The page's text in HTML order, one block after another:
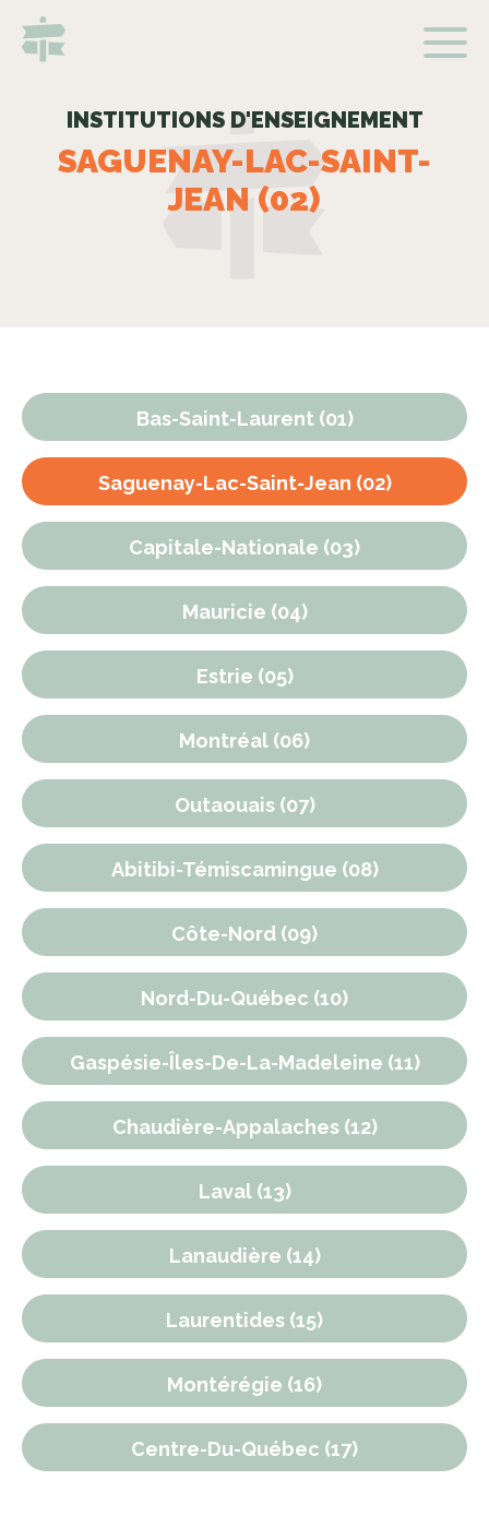
INSTITUTIONS D'ENSEIGNEMENT
SAGUENAY-LAC-SAINT-
JEAN (02)
Bas-Saint-Laurent (01)
Saguenay-Lac-Saint-Jean (02)
Capitale-Nationale (03)
Mauricie (04)
Estrie (05)
Montréal (06)
Outaouais (07)
Abitibi-Témiscamingue (08)
Côte-Nord (09)
Nord-Du-Québec (10)
Gaspésie-Îles-De-La-Madeleine (11)
Chaudière-Appalaches (12)
Laval (13)
Lanaudière (14)
Laurentides (15)
Montérégie (16)
Centre-Du-Québec (17)